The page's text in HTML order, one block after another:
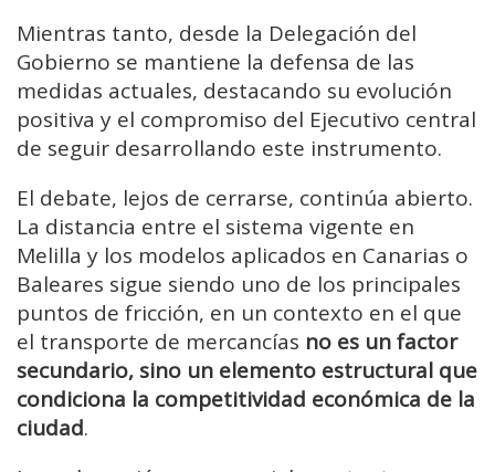
Mientras tanto, desde la Delegación del
Gobierno se mantiene la defensa de las
medidas actuales, destacando su evolución
positiva y el compromiso del Ejecutivo central
de seguir desarrollando este instrumento.
El debate, lejos de cerrarse, continúa abierto.
La distancia entre el sistema vigente en
Melilla y los modelos aplicados en Canarias o
Baleares sigue siendo uno de los principales
puntos de fricción, en un contexto en el que
el transporte de mercancías no es un factor
secundario, sino un elemento estructural que
condiciona la competitividad económica de la
ciudad.